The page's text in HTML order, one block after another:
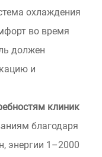
охлаждения
во время
должен
и
клиник
благодаря
энергии 1–2000